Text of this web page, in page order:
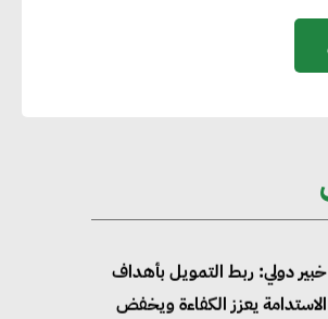
مصادر الطاقة المتجددة بحلول
2035
والسياسات
خبير دولي: ربط التمويل بأهداف
الاستدامة يعزز الكفاءة ويخفض